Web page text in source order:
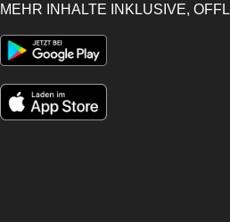
MEHR INHALTE INKLUSIVE,